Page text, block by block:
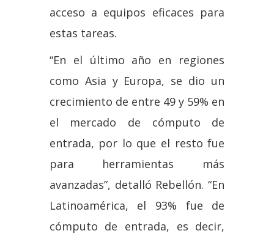
acceso a equipos eficaces para
estas tareas.
“En el último año en regiones
como Asia y Europa, se dio un
crecimiento de entre 49 y 59% en
el mercado de cómputo de
entrada, por lo que el resto fue
para herramientas más
avanzadas”, detalló Rebellón. “En
Latinoamérica, el 93% fue de
cómputo de entrada, es decir,